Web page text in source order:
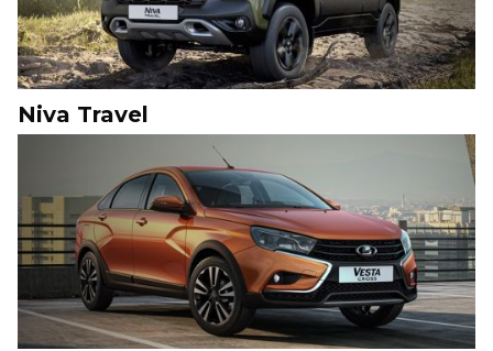
Niva Travel